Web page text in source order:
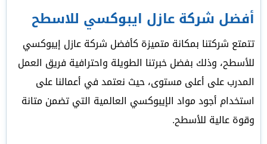
أفضل شركة عازل ايبوكسي للاسطح
تتمتع شركتنا بمكانة متميزة كأفضل شركة عازل إيبوكسي
للأسطح، وذلك بفضل خبرتنا الطويلة واحترافية فريق العمل
المدرب على أعلى مستوى، حيث نعتمد في أعمالنا على
استخدام أجود مواد الإيبوكسي العالمية التي تضمن متانة
وقوة عالية للأسطح.